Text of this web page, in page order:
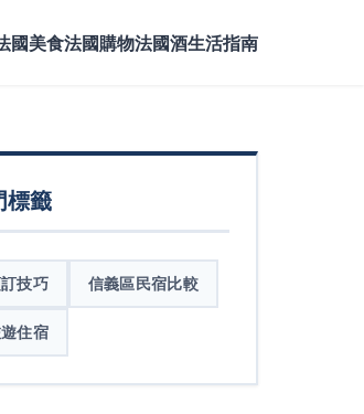
國美食法國購物法國酒生活指南
籤
技巧 信義區民宿比較
住宿